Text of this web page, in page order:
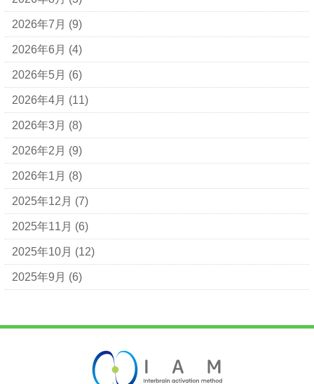
2026年7月 (9)
2026年6月 (4)
2026年5月 (6)
2026年4月 (11)
2026年3月 (8)
2026年2月 (9)
2026年1月 (8)
2025年12月 (7)
2025年11月 (6)
2025年10月 (12)
2025年9月 (6)